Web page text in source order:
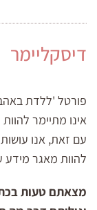
דיסקליימר
פורטל 'ללדת
אינו מתיימר
עם זאת, אנו
להוות מאגר מידע
מצאתם טעות